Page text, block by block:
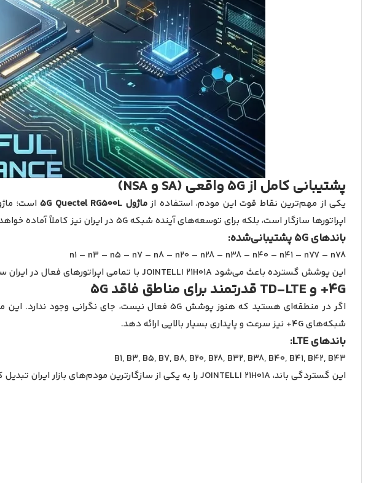
پشتیبانی کامل از 5G واقعی (SA و NSA)
یکی از مهم‌ترین نقاط قوت این مودم، استفاده ازماژول 5G Quectel RG500L است؛
اپراتورها سازگار است، بلکه برای توسعه‌های آینده شبکه 5G در ایران نیز کاملاً آماده خواهد بود.
باندهای 5G پشتیبانی‌شده:
n1 – n3 – n5 – n7 – n8 – n20 – n28 – n38 – n40 – n41 – n77 – n78
این پوشش گسترده باعث می‌شود JOINTELLI 21H01A با تمامی اپراتورهای فعال در ایران سازگاری بالایی داشته باشد و در مناطق مختلف بهترین دکل ممکن را انتخاب کند.
4G+ و TD-LTE قدرتمند برای مناطق فاقد 5G
اگر در منطقه‌ای هستید که هنوز پوشش 5G فعال نیست، جای نگرانی وجود ندارد. این مودم از
شبکه‌های 4G+ نیز سرعت و پایداری بسیار بالایی ارائه دهد.
باندهای LTE:
B1, B3, B5, B7, B8, B20, B28, B32, B38, B40, B41, B42, B43
این گستردگی باند، JOINTELLI 21H01A را به یکی از سازگارترین مودم‌های بازار ایران تبدیل کرده است.